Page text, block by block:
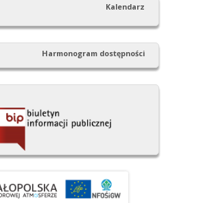
Kalendarz
Harmonogram dostępności